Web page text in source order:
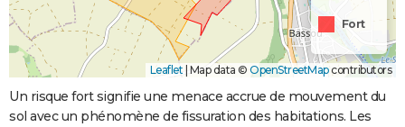
Fort
Leaflet Map data © OpenStreetMapcontributors
Un risque fort signifie une menace accrue de mouvement du
sol avec un phénomène de fissuration des habitations. Les